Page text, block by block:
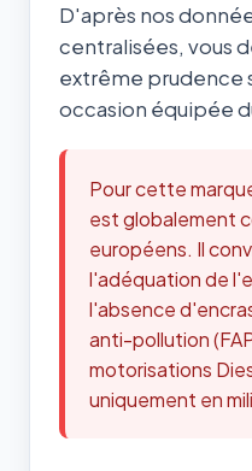
D'après nos
centralisées, vous
extrême prudence
occasion équipée
Pour cette
est globalement
européens. Il
l'adéquation de
l'absence
anti-pollution
motorisations
uniquement en